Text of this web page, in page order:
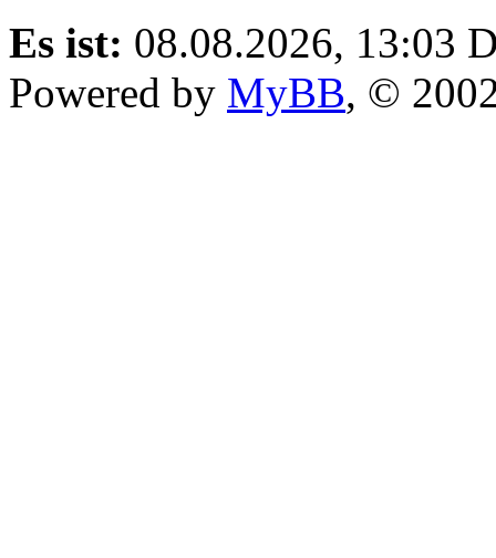
Es ist: 08.08.2026, 13:03
Powered by MyBB, ©